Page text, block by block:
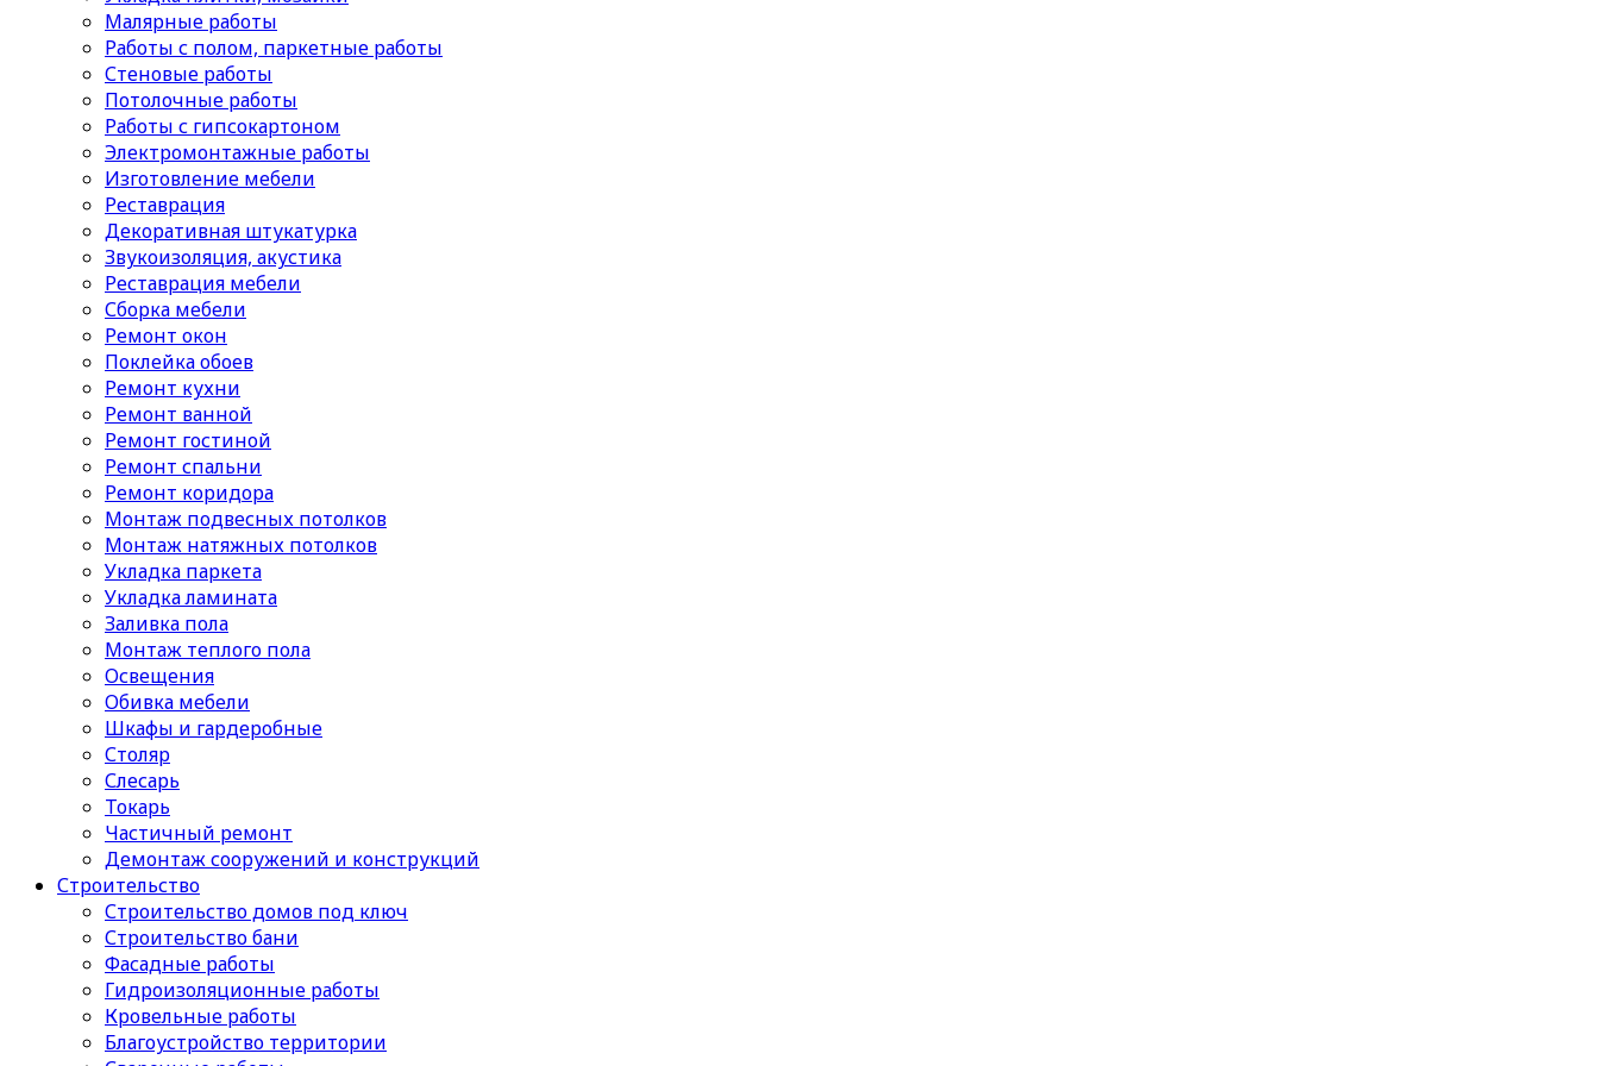
Малярные работы
Работы с полом, паркетные работы
Стеновые работы
Потолочные работы
Работы с гипсокартоном
Электромонтажные работы
Изготовление мебели
Реставрация
Декоративная штукатурка
Звукоизоляция, акустика
Реставрация мебели
Сборка мебели
Ремонт окон
Поклейка обоев
Ремонт кухни
Ремонт ванной
Ремонт гостиной
Ремонт спальни
Ремонт коридора
Монтаж подвесных потолков
Монтаж натяжных потолков
Укладка паркета
Укладка ламината
Заливка пола
Монтаж теплого пола
Освещения
Обивка мебели
Шкафы и гардеробные
Столяр
Слесарь
Токарь
Частичный ремонт
Демонтаж сооружений и конструкций
Строительство
Строительство домов под ключ
Строительство бани
Фасадные работы
Гидроизоляционные работы
Кровельные работы
Благоустройство территории